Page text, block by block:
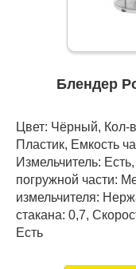
Блендер
Цвет: Чёрный, Кол-
Пластик, Емкость
Измельчитель:
погружной части:
измельчителя:
стакана: 0,7,
Есть